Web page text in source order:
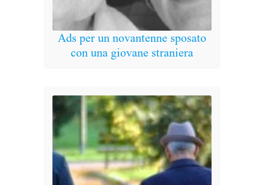
Ads per un novantenne sposato
con una giovane straniera